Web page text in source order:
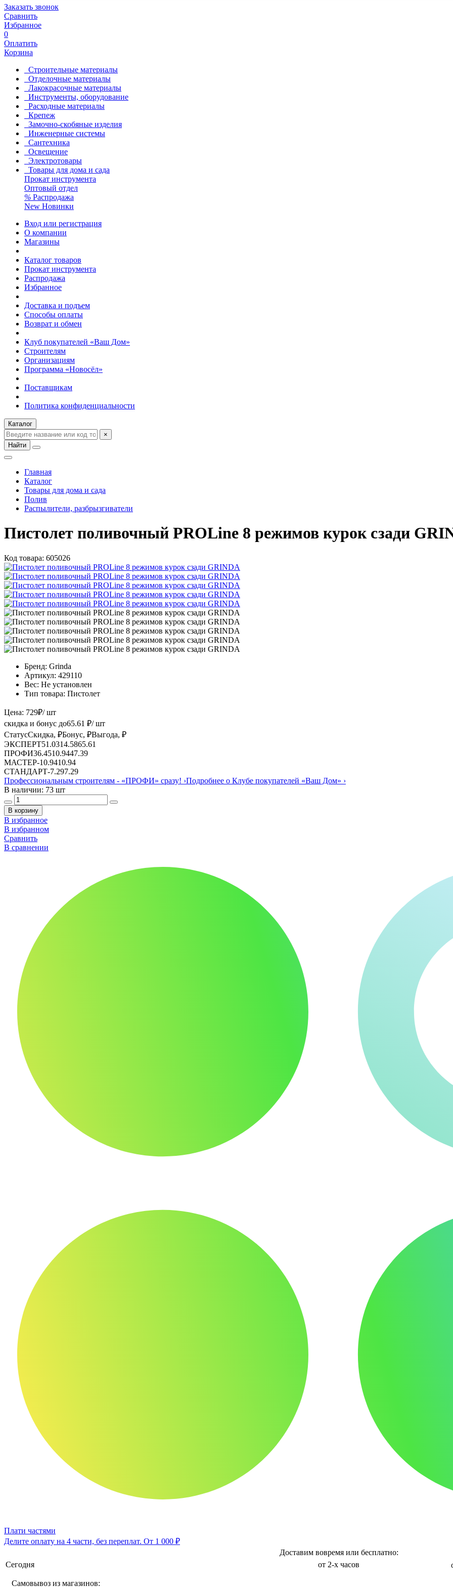
Заказать звонок
Сравнить
Избранное
0
Оплатить
Корзина
Строительные материалы
Отделочные материалы
Лакокрасочные материалы
Инструменты, оборудование
Расходные материалы
Крепеж
Замочно-скобяные изделия
Инженерные системы
Сантехника
Освещение
Электротовары
Товары для дома и сада
Прокат инструмента
Оптовый отдел
% Распродажа
New Новинки
Вход или регистрация
О компании
Магазины
Каталог товаров
Прокат инструмента
Распродажа
Избранное
Доставка и подъем
Способы оплаты
Возврат и обмен
Клуб покупателей «Ваш Дом»
Строителям
Организациям
Программа «Новосёл»
Поставщикам
Политика конфиденциальности
Каталог
×
Найти
Главная
Каталог
Товары для дома и сада
Полив
Распылители, разбрызгиватели
Пистолет поливочный PROLine 8 режимов курок сзади
Код товара: 605026
Бренд: Grinda
Артикул: 429110
Вес: Не установлен
Тип товара: Пистолет
Цена: 729₽/ шт
скидка и бонус до65.61 ₽/ шт
СтатусСкидка, ₽Бонус, ₽Выгода, ₽
ЭКСПЕРТ51.0314.5865.61
ПРОФИ36.4510.9447.39
МАСТЕР-10.9410.94
СТАНДАРТ-7.297.29
Профессиональным строителям - «ПРОФИ» сразу! ›Подробнее о Клубе покупателей «Ваш Дом» ›
В наличии: 73 шт
В корзину
В избранное
В избранном
Сравнить
В сравнении
Плати частями
Делите оплату на 4 части, без переплат. От 1 000 ₽
Доставим вовремя или бесплатно:
Сегодня
от 2-х часов
Самовывоз из магазинов: